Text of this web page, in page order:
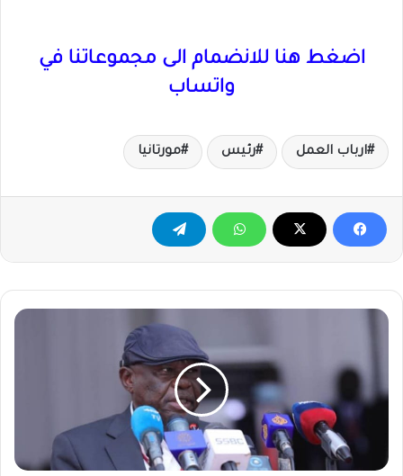
اضغط هنا للانضمام الى مجموعاتنا في
واتساب
ارباب العمل رئيس مورتانيا
حكومة
جماعة
قتل